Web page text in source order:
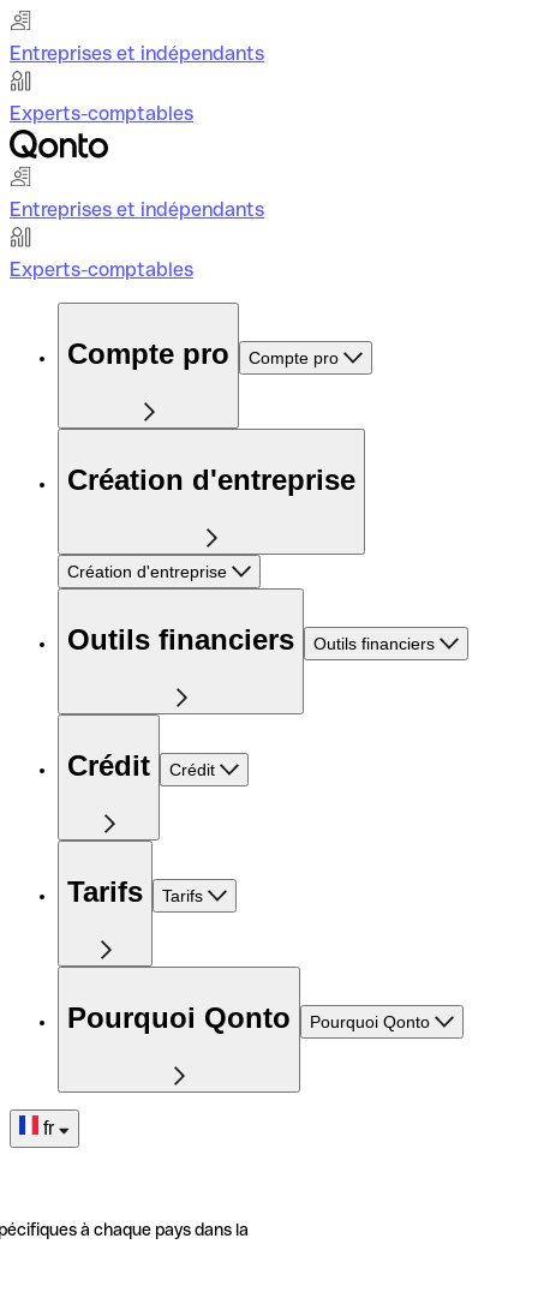
Entreprises et indépendants
Experts-comptables
Entreprises et indépendants
Experts-comptables
Compte pro Compte pro
Création d'entreprise
Création d'entreprise
Outils financiers Outils financiers
Crédit Crédit
Tarifs Tarifs
Pourquoi Qonto Pourquoi Qonto
fr
à chaque pays dans la